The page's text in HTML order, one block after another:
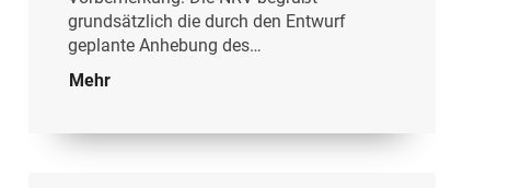
grundsätzlich die durch den Entwurf
geplante Anhebung des…
Mehr